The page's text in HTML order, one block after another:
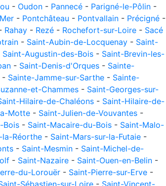
- Oudon - Pannecé - Parigné-le-Pôlin -
- Pontchâteau - Pontvallain - Précigné -
Rahay - Rezé - Rochefort-sur-Loire - Sacé
- Saint-Aubin-de-Locquenay - Saint-
Saint-Augustin-des-Bois - Saint-Brevin-les-
- Saint-Denis-d'Orques - Sainte-
- Sainte-Jamme-sur-Sarthe - Sainte-
et-Chammes - Saint-Georges-sur-
Hilaire-de-Chaléons - Saint-Hilaire-de-
Motte - Saint-Julien-de-Vouvantes -
Bois - Saint-Macaire-du-Bois - Saint-Malo-
Réorthe - Saint-Mars-sur-la-Futaie -
- Saint-Mesmin - Saint-Michel-de-
- Saint-Nazaire - Saint-Ouen-en-Belin -
du-Lorouër - Saint-Pierre-sur-Erve -
Sébastien-sur-Loire - Saint-Vincent-